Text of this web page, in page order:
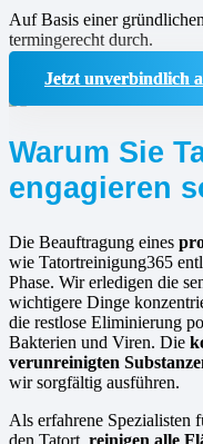
Auf Basis einer
termingerecht durch.
Jetzt unverbindlich
Warum Sie
engagieren
Die Beauftragung eines
wie Tatortreinigung365
Phase. Wir erledigen die
wichtigere Dinge
die restlose Eliminierung
Bakterien und Viren. Die
verunreinigten
wir sorgfältig ausführen.
Als erfahrene Spezialisten
den Tatort, reinigen alle